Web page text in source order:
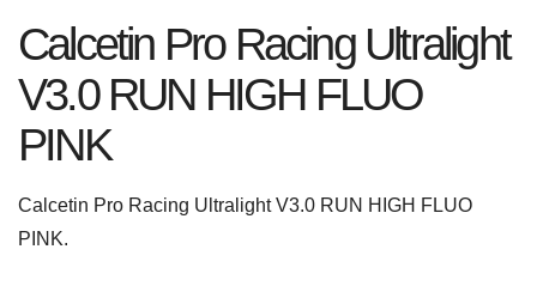
Calcetin Pro Racing Ultralight
V3.0 RUN HIGH FLUO
PINK
Calcetin Pro Racing Ultralight V3.0 RUN HIGH FLUO
PINK.